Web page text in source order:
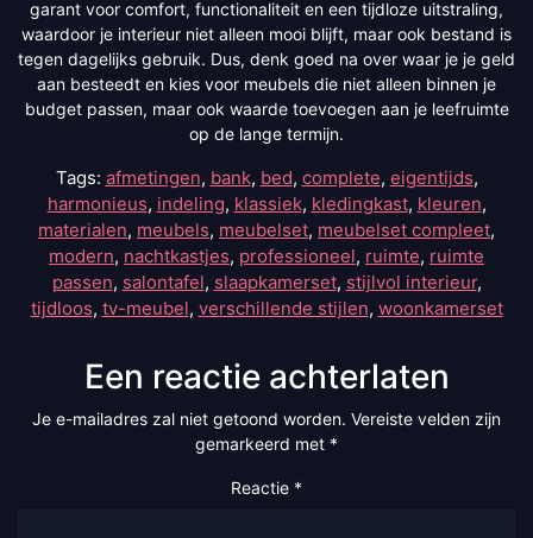
garant voor comfort, functionaliteit en een tijdloze uitstraling,
waardoor je interieur niet alleen mooi blijft, maar ook bestand is
tegen dagelijks gebruik. Dus, denk goed na over waar je je geld
aan besteedt en kies voor meubels die niet alleen binnen je
budget passen, maar ook waarde toevoegen aan je leefruimte
op de lange termijn.
Tags: afmetingen, bank, bed, complete, eigentijds,
harmonieus, indeling, klassiek, kledingkast, kleuren,
materialen, meubels, meubelset, meubelset compleet,
modern, nachtkastjes, professioneel, ruimte, ruimte
passen, salontafel, slaapkamerset, stijlvol interieur,
tijdloos, tv-meubel, verschillende stijlen, woonkamerset
Een reactie achterlaten
Je e-mailadres zal niet getoond worden. Vereiste velden zijn
gemarkeerd met *
Reactie *